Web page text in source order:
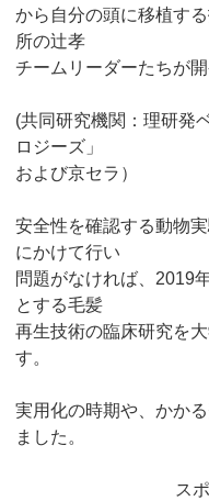
から自分の頭に移植す
所の辻孝
チームリーダーたちが開
(共同研究機関：理研発
ロジーズ」
および京セラ）
安全性を確認する動物
にかけて行い
問題がなければ、2019
とする毛髪
再生技術の臨床研究を
す。
実用化の時期や、かか
ました。
ス